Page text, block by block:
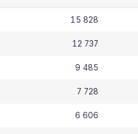
15 828
12 737
9 485
7 728
6 606